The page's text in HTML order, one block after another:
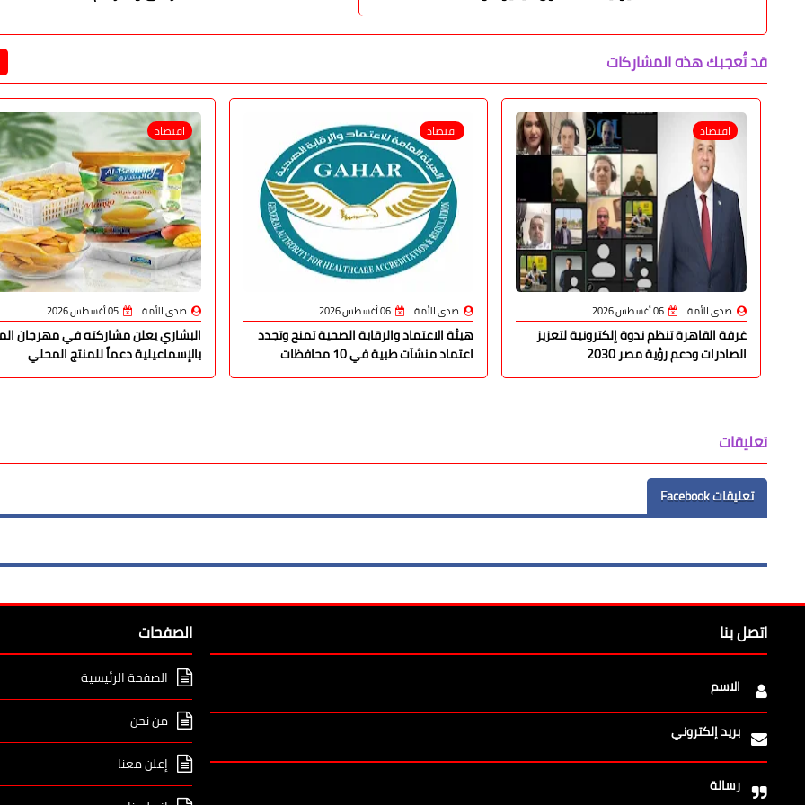
قد تُعجبك هذه المشاركات
اقتصاد
صدى الأمة 06 أغسطس 2026
غرفة القاهرة تنظم ندوة إلكترونية لتعزيز
الصادرات ودعم رؤية مصر 2030
اقتصاد
صدى الأمة 06 أغسطس 2026
هيئة الاعتماد والرقابة الصحية تمنح وتجدد
اعتماد منشآت طبية في 10 محافظات
اقتصاد
صدى الأمة 05 أغسطس 2026
البشاري يعلن مشاركته في مهرجان
بالإسماعيلية دعماً للمنتج المحلي
تعليقات
تعليقات Facebook
اتصل بنا
الاسم
بريد إلكتروني
رسالة
الصفحات
الصفحة الرئيسية
من نحن
إعلن معنا